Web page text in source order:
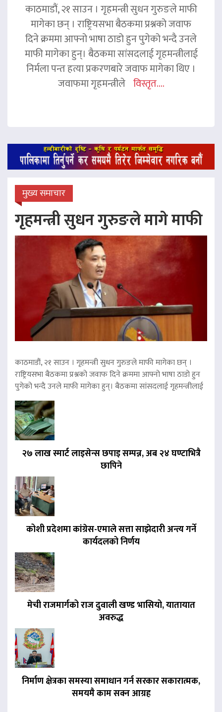
काठमाडौं, २१ साउन । गृहमन्त्री सुधन गुरुङले माफी
मागेका छन् । राष्ट्रियसभा बैठकमा प्रश्नको जवाफ
दिने क्रममा आफ्नो भाषा ठाडो हुन पुगेको भन्दै उनले
माफी मागेका हुन्। बैठकमा सांसदलाई गृहमन्त्रीलाई
निर्मला पन्त हत्या प्रकरणबारे जवाफ मागेका थिए ।
जवाफमा गृहमन्त्रीले विस्तृत....
मुख्य समाचार
गृहमन्त्री सुधन गुरुङले मागे माफी
काठमाडौं, २१ साउन । गृहमन्त्री सुधन गुरुङले माफी मागेका छन् ।
राष्ट्रियसभा बैठकमा प्रश्नको जवाफ दिने क्रममा आफ्नो भाषा ठाडो हुन
पुगेको भन्दै उनले माफी मागेका हुन्। बैठकमा सांसदलाई गृहमन्त्रीलाई
२७ लाख स्मार्ट लाइसेन्स छपाइ सम्पन्न, अब २४ घण्टाभित्रै
छापिने
कोशी प्रदेशमा कांग्रेस-एमाले सत्ता साझेदारी अन्त्य गर्ने
कार्यदलको निर्णय
मेची राजमार्गको राज दुवाली खण्ड भासियो, यातायात
अवरुद्ध
निर्माण क्षेत्रका समस्या समाधान गर्न सरकार सकारात्मक,
समयमै काम सक्न आग्रह